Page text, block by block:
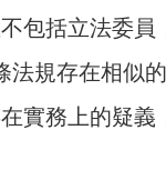
包括立法委員
法規存在相似
實務上的疑義